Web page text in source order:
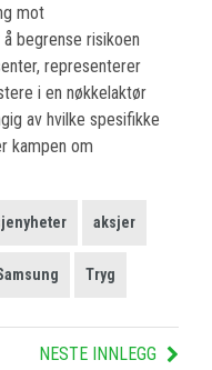
mot
begrense risikoen
representerer
i en nøkkelaktør
av hvilke spesifikke
kampen om
aksjer
Tryg
NESTE INNLEGG